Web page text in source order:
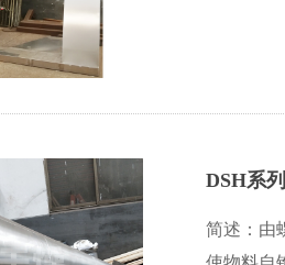
DSH系
简述：由